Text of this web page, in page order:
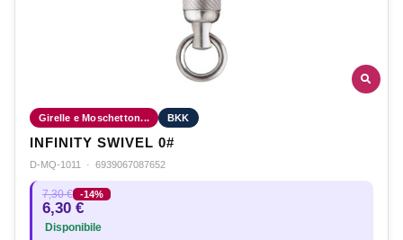
Girelle e Moschetton... BKK
INFINITY SWIVEL 0#
D-MQ-1011 · 6939067087652
7,30 € -14%
6,30 €
Disponibile